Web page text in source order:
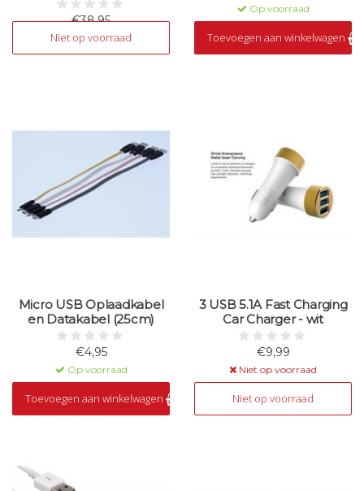
€38,95
Niet op voorraad
Niet op voorraad
Op voorraad
Toevoegen aan winkelwagen
Micro USB Oplaadkabel
en Datakabel (25cm)
€4,95
Op voorraad
Toevoegen aan winkelwagen
3 USB 5.1A Fast Charging
Car Charger - wit
€9,99
Niet op voorraad
Niet op voorraad